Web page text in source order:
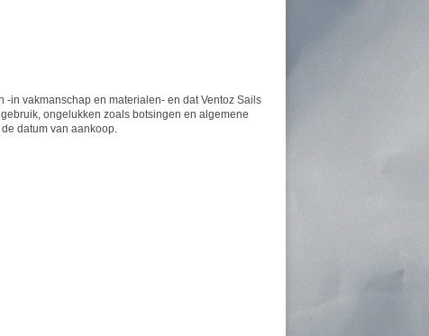
in vakmanschap en materialen- en dat Ventoz Sails
ongelukken zoals botsingen en algemene
datum van aankoop.